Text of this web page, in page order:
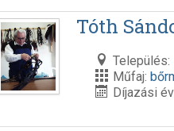
Tóth
Település:
Műfaj:
Díjazási